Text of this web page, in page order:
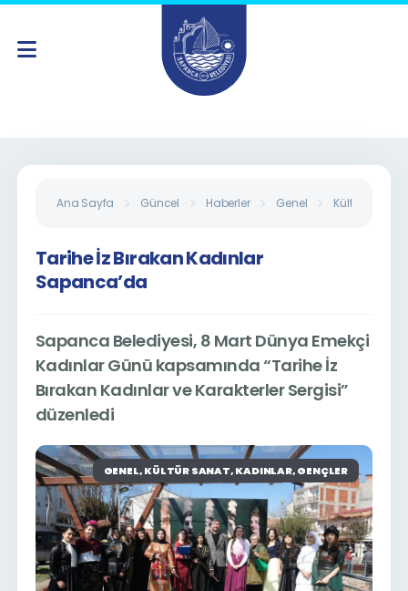
Ana Sayfa Güncel Haberler Genel Kültür Sanat
Tarihe İz Bırakan Kadınlar
Sapanca’da
Sapanca Belediyesi, 8 Mart Dünya Emekçi
Kadınlar Günü kapsamında “Tarihe İz
Bırakan Kadınlar ve Karakterler Sergisi”
düzenledi
GENEL, KÜLTÜR SANAT, KADINLAR, GENÇLER